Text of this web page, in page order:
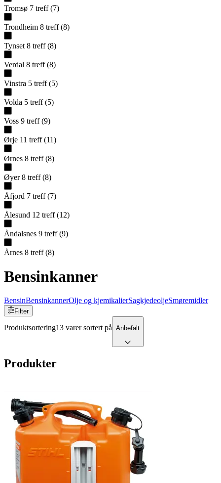
Tromsø 7 treff (7)
Trondheim 8 treff (8)
Tynset 8 treff (8)
Verdal 8 treff (8)
Vinstra 5 treff (5)
Volda 5 treff (5)
Voss 9 treff (9)
Ørje 11 treff (11)
Ørnes 8 treff (8)
Øyer 8 treff (8)
Åfjord 7 treff (7)
Ålesund 12 treff (12)
Åndalsnes 9 treff (9)
Årnes 8 treff (8)
Bensinkanner
BensinBensinkannerOlje og kjemikalierSagkjedeoljeSmøremidler
Filter
Produktsortering13 varer sortert på Anbefalt
Produkter